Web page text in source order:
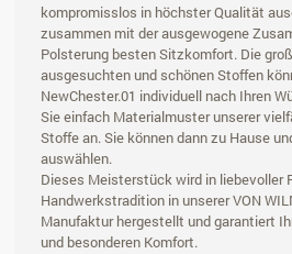
kompromisslos in höchster Qualität
zusammen mit der ausgewogene
Polsterung besten Sitzkomfort. Die
ausgesuchten und schönen Stoffen
NewChester.01 individuell nach Ihren
Sie einfach Materialmuster unserer
Stoffe an. Sie können dann zu Hause
auswählen.
Dieses Meisterstück wird in liebevoller
Handwerkstradition in unserer VON
Manufaktur hergestellt und garantiert
und besonderen Komfort.